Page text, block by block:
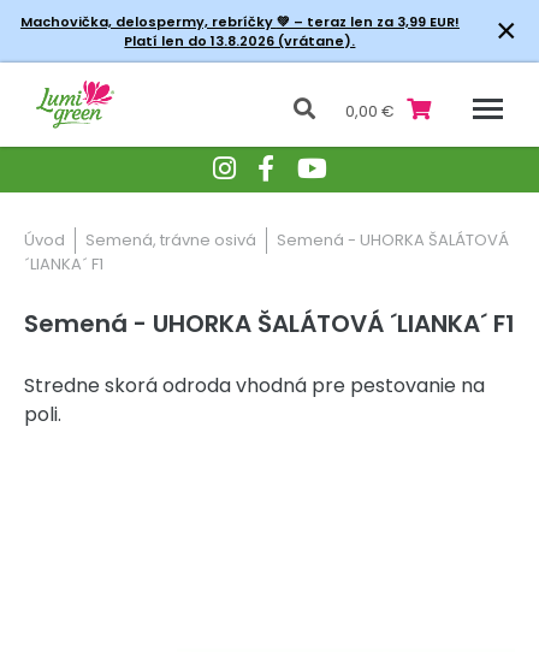
Machovička, delospermy, rebríčky💚 – teraz len za 3,99 EUR!
Platí len do 13.8.2026 (vrátane).
×
0,00 €
Úvod Semená, trávne osivá
Semená - UHORKA ŠALÁTOVÁ
´LIANKA´ F1
Semená - UHORKA ŠALÁTOVÁ ´LIANKA´ F1
Stredne skorá odroda vhodná pre pestovanie na
poli.